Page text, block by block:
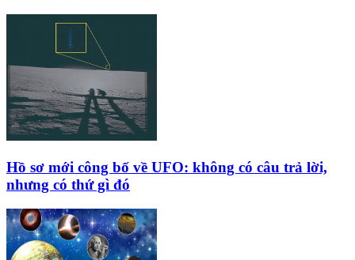
Hồ sơ mới công bố về UFO: không có câu trả lời,
nhưng có thứ gì đó